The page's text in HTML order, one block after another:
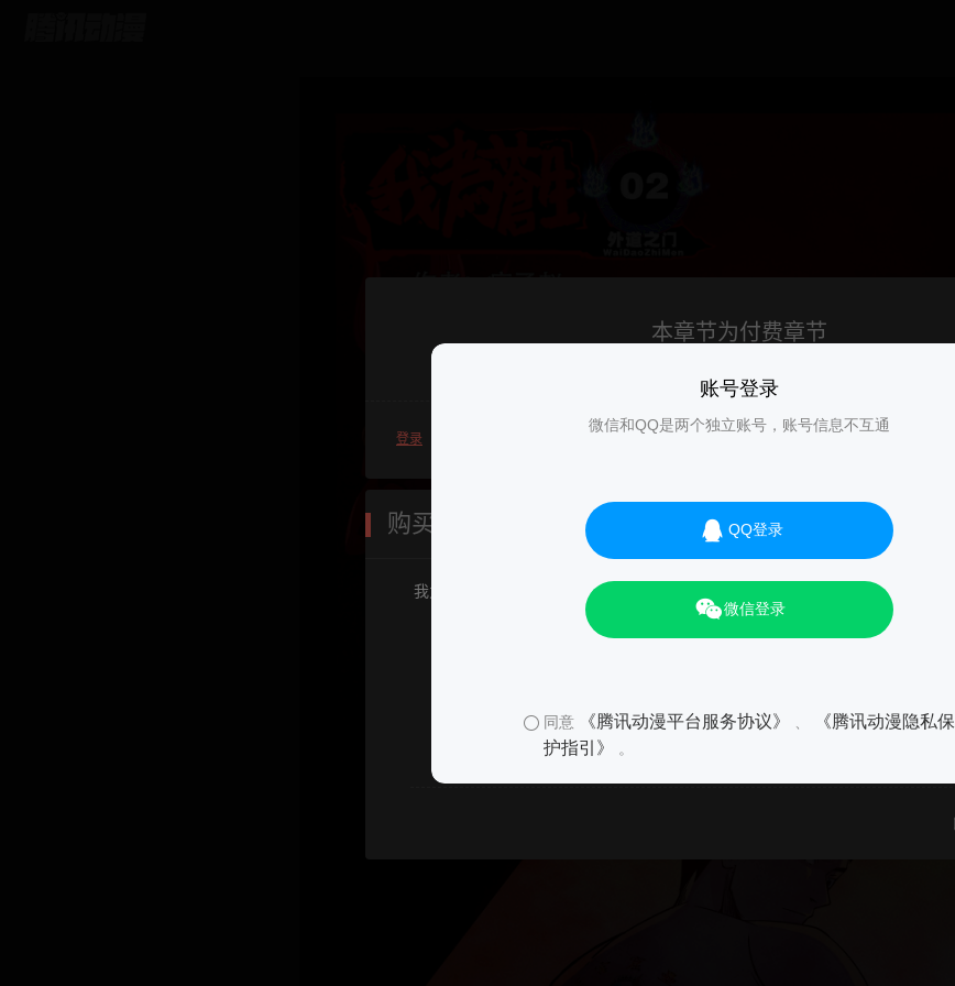
账号登录
微信和QQ是两个独立账号，账号信息不互通
QQ登录
微信登录
同意 《腾讯动漫平台服务协议》
《腾讯动漫隐私保
护指引》
。